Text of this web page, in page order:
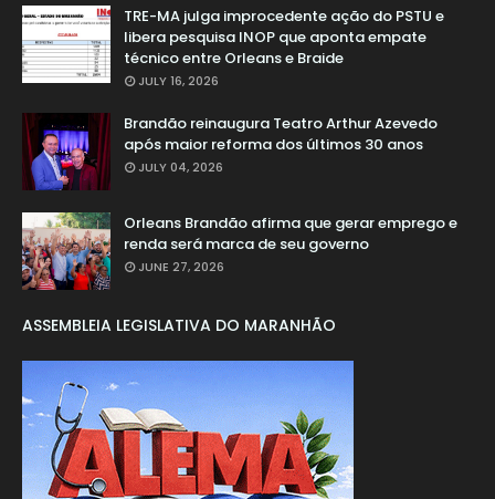
TRE-MA julga improcedente ação do PSTU e
libera pesquisa INOP que aponta empate
técnico entre Orleans e Braide
JULY 16, 2026
Brandão reinaugura Teatro Arthur Azevedo
após maior reforma dos últimos 30 anos
JULY 04, 2026
Orleans Brandão afirma que gerar emprego e
renda será marca de seu governo
JUNE 27, 2026
ASSEMBLEIA LEGISLATIVA DO MARANHÃO